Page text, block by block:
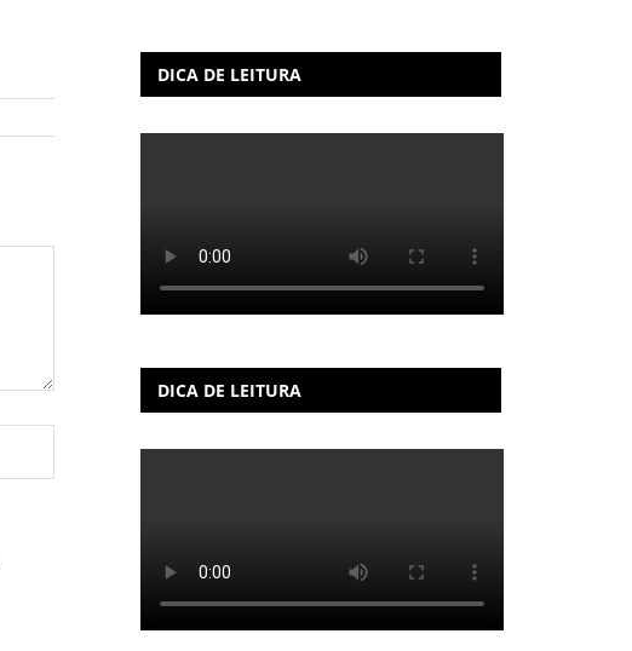
DICA DE LEITURA
DICA DE LEITURA